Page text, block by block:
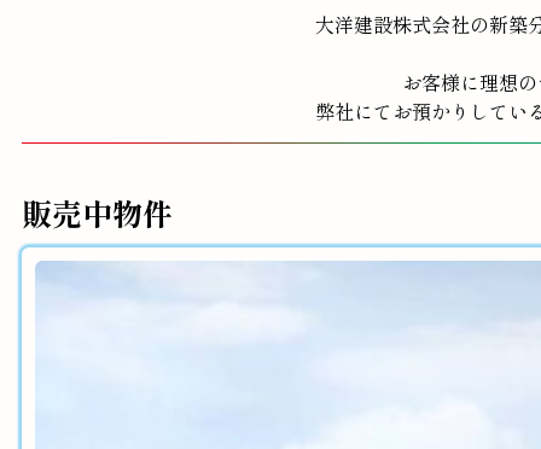
大洋建設株式会社の新築
お客様に理想
弊社にてお預かりしてい
販売中物件